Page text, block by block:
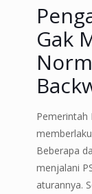
Gak
Pemerintah
Beberapa
menjalani
aturannya.